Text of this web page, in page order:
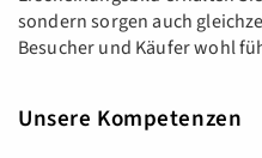
sondern sorgen auch
Besucher und Käufer wohl
Unsere Kompetenzen